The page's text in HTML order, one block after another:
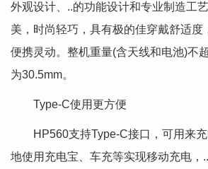
外观设计、..的功能设计和专业制造工
美，时尚轻巧，具有极的佳穿戴舒适度
便携灵动。整机重量(含天线和电池)不
为30.5mm。
Type-C使用更方便
HP560支持Type-C接口，可用来充
地使用充电宝、车充等实现移动充电，